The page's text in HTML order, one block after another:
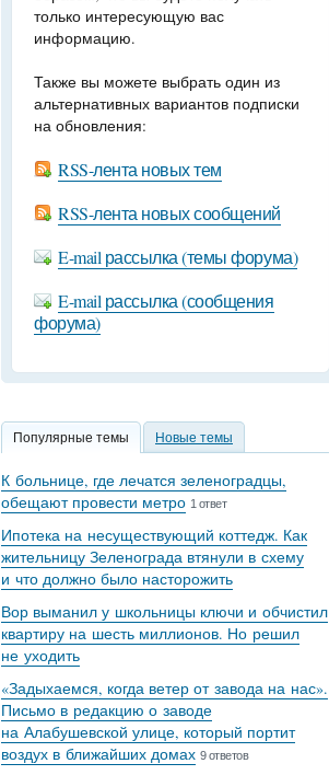
только интересующую вас
информацию.
Также вы можете выбрать один из
альтернативных вариантов подписки
на обновления:
RSS-лента новых тем
RSS-лента новых сообщений
E-mail рассылка (темы форума)
E-mail рассылка (сообщения
форума)
Популярные темы Новые темы
К больнице, где лечатся зеленоградцы,
обещают провести метро 1 ответ
Ипотека на несуществующий коттедж. Как
жительницу Зеленограда втянули в схему
и что должно было насторожить
Вор выманил у школьницы ключи и обчистил
квартиру на шесть миллионов. Но решил
не уходить
«Задыхаемся, когда ветер от завода на нас».
Письмо в редакцию о заводе
на Алабушевской улице, который портит
воздух в ближайших домах 9 ответов